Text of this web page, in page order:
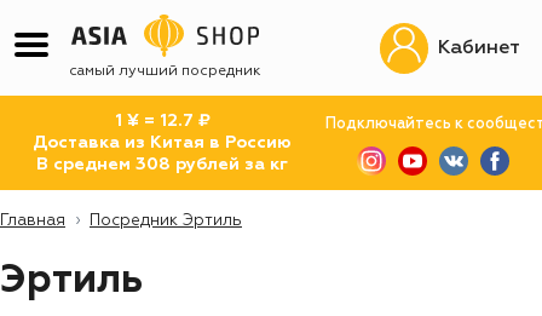
самый лучший посредник
1 ¥ = 12.7 ₽
Доставка из Китая в Россию
В среднем 308 рублей за кг
Подключайтесь к
Кабинет
Главная Посредник Эртиль
Эртиль